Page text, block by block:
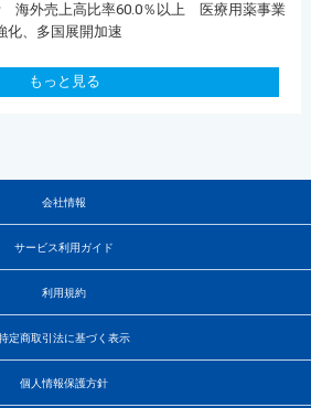
海外売上高比率60.0％以上 医療用薬事業
化、多国展開加速
もっと見る
会社情報
サービス利用ガイド
利用規約
定商取引法に基づく表示
個人情報保護方針